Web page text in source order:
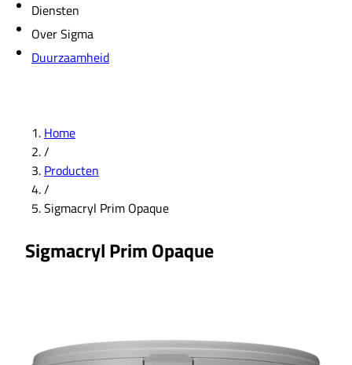
Diensten
Over Sigma
Duurzaamheid
Home
/
Producten
/
Sigmacryl Prim Opaque
Sigmacryl Prim Opaque